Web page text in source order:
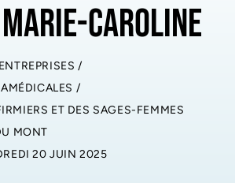
CAROLINE
/
/
ET DES SAGES-FEMMES
MONT
20 JUIN 2025